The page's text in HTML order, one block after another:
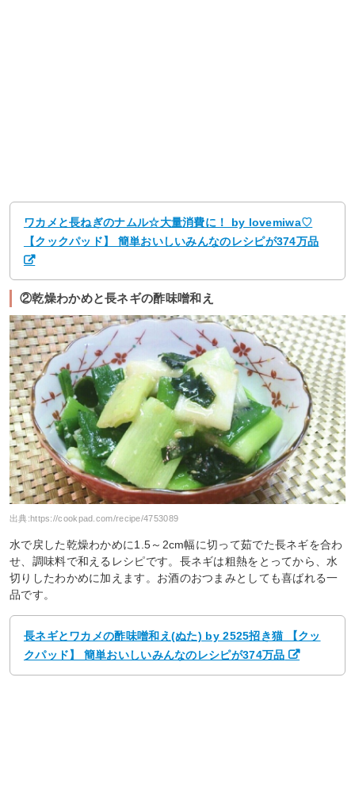
ワカメと長ねぎのナムル☆大量消費に！ by lovemiwa♡
【クックパッド】 簡単おいしいみんなのレシピが374万品
②乾燥わかめと長ネギの酢味噌和え
出典: https://cookpad.com/recipe/4753089
水で戻した乾燥わかめに1.5～2cm幅に切って茹でた長ネギを合わ
せ、調味料で和えるレシピです。長ネギは粗熱をとってから、水
切りしたわかめに加えます。お酒のおつまみとしても喜ばれる一
品です。
長ネギとワカメの酢味噌和え(ぬた) by 2525招き猫 【クッ
クパッド】 簡単おいしいみんなのレシピが374万品